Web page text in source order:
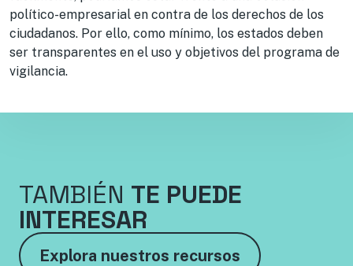
político-empresarial en contra de los derechos de los
ciudadanos. Por ello, como mínimo, los estados deben
ser transparentes en el uso y objetivos del programa de
vigilancia.
TAMBIÉN TE PUEDE
INTERESAR
Explora nuestros recursos